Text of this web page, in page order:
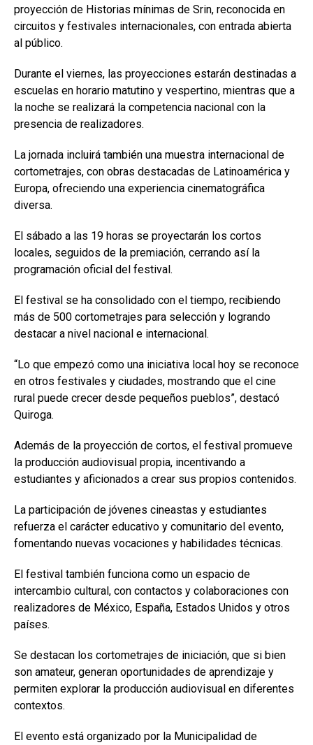
proyección de Historias mínimas de Srin, reconocida en
circuitos y festivales internacionales, con entrada abierta
al público.
Durante el viernes, las proyecciones estarán destinadas a
escuelas en horario matutino y vespertino, mientras que a
la noche se realizará la competencia nacional con la
presencia de realizadores.
La jornada incluirá también una muestra internacional de
cortometrajes, con obras destacadas de Latinoamérica y
Europa, ofreciendo una experiencia cinematográfica
diversa.
El sábado a las 19 horas se proyectarán los cortos
locales, seguidos de la premiación, cerrando así la
programación oficial del festival.
El festival se ha consolidado con el tiempo, recibiendo
más de 500 cortometrajes para selección y logrando
destacar a nivel nacional e internacional.
“Lo que empezó como una iniciativa local hoy se reconoce
en otros festivales y ciudades, mostrando que el cine
rural puede crecer desde pequeños pueblos”, destacó
Quiroga.
Además de la proyección de cortos, el festival promueve
la producción audiovisual propia, incentivando a
estudiantes y aficionados a crear sus propios contenidos.
La participación de jóvenes cineastas y estudiantes
refuerza el carácter educativo y comunitario del evento,
fomentando nuevas vocaciones y habilidades técnicas.
El festival también funciona como un espacio de
intercambio cultural, con contactos y colaboraciones con
realizadores de México, España, Estados Unidos y otros
países.
Se destacan los cortometrajes de iniciación, que si bien
son amateur, generan oportunidades de aprendizaje y
permiten explorar la producción audiovisual en diferentes
contextos.
El evento está organizado por la Municipalidad de